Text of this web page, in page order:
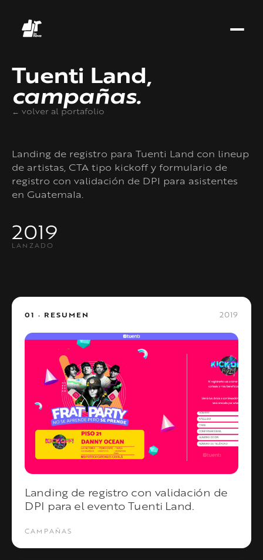
Tuenti Land,
campañas.
← volver al portafolio
Landing de registro para Tuenti Land con lineup
de artistas, CTA tipo kickoff y formulario de
registro con validación de DPI para asistentes
en Guatemala.
2019
LANZADO
01 · RESUMEN 2019
Landing de registro con validación de
DPI para el evento Tuenti Land.
CAMPAÑAS